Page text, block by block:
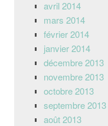
avril 2014
mars 2014
février 2014
janvier 2014
décembre 2013
novembre 2013
octobre 2013
septembre 2013
août 2013